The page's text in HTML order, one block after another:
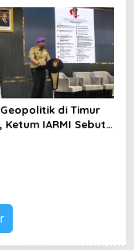
di Timur
Ketum IARMI Sebut